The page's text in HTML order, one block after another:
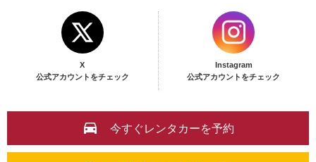
X
公式アカウントをチェック
Instagram
公式アカウントをチェック
今すぐレンタカーを予約